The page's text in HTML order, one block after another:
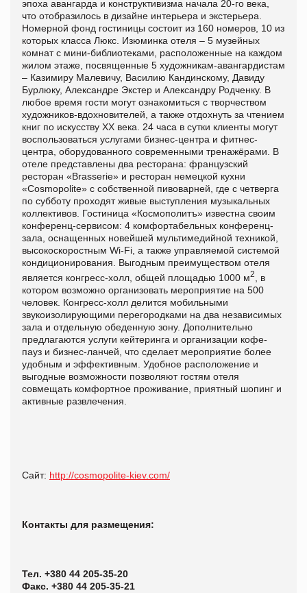
эпоха авангарда и конструктивизма начала 20-го века,
что отобразилось в дизайне интерьера и экстерьера.
Номерной фонд гостиницы состоит из 160 номеров, 10 из
которых класса Люкс. Изюминка отеля – 5 музейных
комнат с мини-библиотеками, расположенные на каждом
жилом этаже, посвященные 5 художникам-авангардистам
– Казимиру Малевичу, Василию Кандинскому, Давиду
Бурлюку, Александре Экстер и Александру Родченку. В
любое время гости могут ознакомиться с творчеством
художников-вдохновителей, а также отдохнуть за чтением
книг по искусству ХХ века. 24 часа в сутки клиенты могут
воспользоваться услугами бизнес-центра и фитнес-
центра, оборудованного современными тренажёрами. В
отеле представлены два ресторана: французский
ресторан «Brasserie» и ресторан немецкой кухни
«Cosmopolite» с собственной пивоварней, где с четверга
по субботу проходят живые выступления музыкальных
коллективов. Гостиница «Космополитъ» известна своим
конференц-сервисом: 4 комфортабельных конференц-
зала, оснащенных новейшей мультимедийной техникой,
высокоскоростным Wi-Fi, а также управляемой системой
кондиционирования. Выгодным преимуществом отеля
является конгресс-холл, общей площадью 1000 м2
, в
котором возможно организовать мероприятие на 500
человек. Конгресс-холл делится мобильными
звукоизолирующими перегородками на два независимых
зала и отдельную обеденную зону. Дополнительно
предлагаются услуги кейтеринга и организации кофе-
пауз и бизнес-ланчей, что сделает мероприятие более
удобным и эффективным. Удобное расположение и
выгодные возможности позволяют гостям отеля
совмещать комфортное проживание, приятный шопинг и
активные развлечения.
Сайт: http://cosmopolite-kiev.com/
Контакты для размещения:
Тел. +380 44 205-35-20
Факс. +380 44 205-35-21